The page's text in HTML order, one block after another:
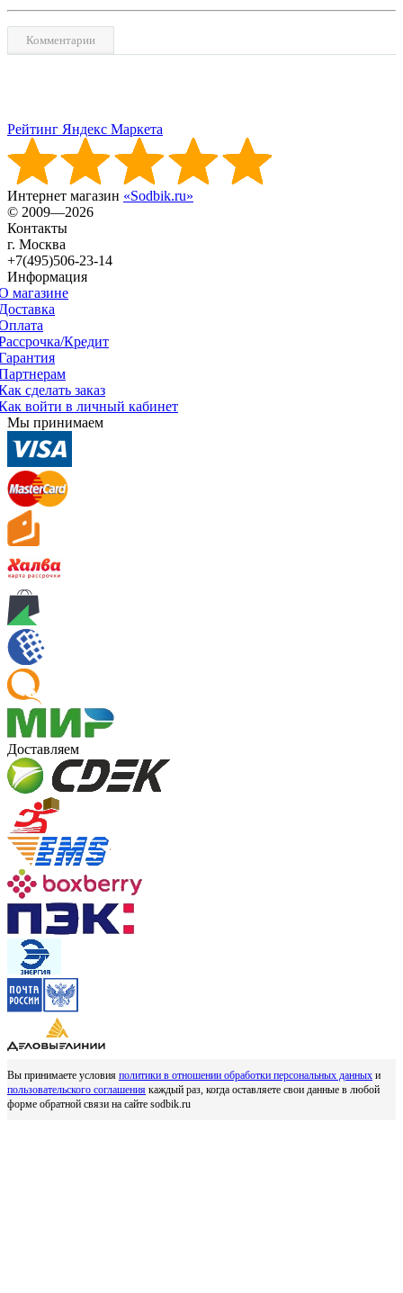
Комментарии
Рейтинг Яндекс Маркета
Интернет магазин «Sodbik.ru»
© 2009—2026
Контакты
г. Москва
+7(495)506-23-14
Информация
магазине
Кредит
сделать заказ
войти в личный кабинет
Мы принимаем
Доставляем
Вы принимаете условия политики в отношении обработки персональных данных и
пользовательского соглашения каждый раз, когда оставляете свои данные в любой
форме обратной связи на сайте sodbik.ru